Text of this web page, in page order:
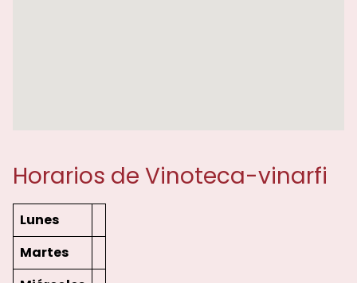
Horarios de Vinoteca-vinarfi
Lunes
Martes